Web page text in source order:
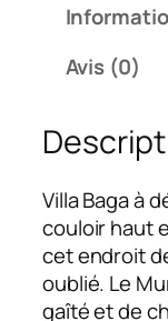
Avis (0)
Villa Baga à
couloir haut
cet endroit
oublié. Le
gaîté et de